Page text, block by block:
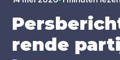
ren­de